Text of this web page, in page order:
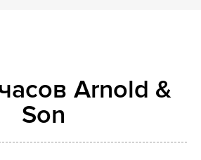
Arnold &
Son